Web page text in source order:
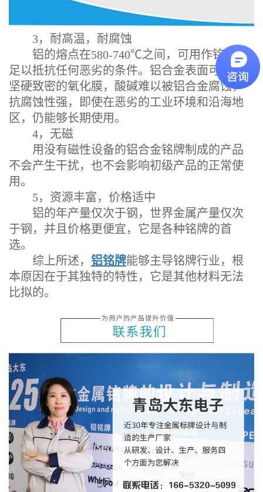
3，耐高温，耐腐蚀
铝的熔点在580-740℃之间，可用作铭牌，
足以抵抗任何恶劣的条件。铝合金表面可产生
坚硬致密的氧化膜，酸碱难以被铝合金腐蚀，
抗腐蚀性强，即使在恶劣的工业环境和沿海地
区，仍能够长期使用。
4，无磁
用没有磁性设备的铝合金铭牌制成的产品
不会产生干扰，也不会影响初级产品的正常使
用。
5，资源丰富，价格适中
铝的年产量仅次于钢，世界金属产量仅次
于钢，并且价格更便宜，它是各种铭牌的首
选。
综上所述， 铝铭牌能够主导铭牌行业，根
本原因在于其独特的特性，它是其他材料无法
比拟的。